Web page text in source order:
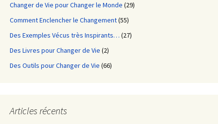
Changer de Vie pour Changer le Monde (29)
Comment Enclencher le Changement(55)
Des Exemples Vécus très Inspirants… (27)
Des Livres pour Changer de Vie (2)
Des Outils pour Changer de Vie (66)
Articles récents